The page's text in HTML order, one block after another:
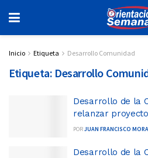
Inicio Etiqueta Desarrollo Comunidad
Etiqueta: Desarrollo
Desarrollo de la
relanzar
PORJUAN FRANCISCO
Desarrollo de la